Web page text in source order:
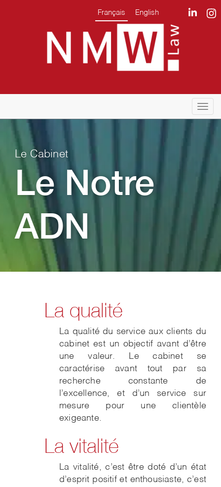
Français English
Le Cabinet
Le Notre
ADN
La qualité
La qualité du service aux clients du
cabinet est un objectif avant d’être
une valeur. Le cabinet se
caractérise avant tout par sa
recherche constante de
l’excellence, et d’un service sur
mesure pour une clientèle
exigeante.
La vitalité
La vitalité, c’est être doté d’un état
d’esprit positif et enthousiaste, c’est